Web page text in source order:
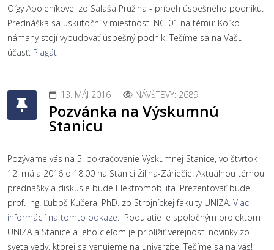
Oľgy Apoleníkovej zo Salaša Pružina - príbeh úspešného podniku.
Prednáška sa uskutoční v miestnosti NG 01 na tému: Koľko
námahy stojí vybudovať úspešný podnik. Tešíme sa na Vašu
účasť. Plagát
13. MÁJ 2016 NÁVŠTEVY: 2689
Pozvánka na Výskumnú
Stanicu
Pozývame vás na 5. pokračovanie Výskumnej Stanice, vo štvrtok
12. mája 2016 o 18.00 na Stanici Žilina-Záriečie. Aktuálnou témou
prednášky a diskusie bude Elektromobilita. Prezentovať bude
prof. Ing. Ľuboš Kučera, PhD. zo Strojníckej fakulty UNIZA. Viac
informácií na tomto odkaze. Podujatie je spoločným projektom
UNIZA a Stanice a jeho cieľom je priblížiť verejnosti novinky zo
sveta vedy, ktorej sa venujeme na univerzite. Tešíme sa na vás!